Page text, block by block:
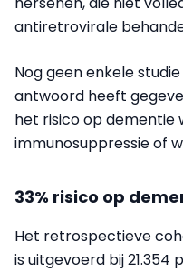
antiretrovirale
Nog geen enkele
antwoord heeft
het risico op dementie
immunosuppressie of
33% risico op
Het retrospectieve
is uitgevoerd bij 21.354